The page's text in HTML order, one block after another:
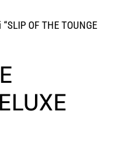
OF THE TOUNGE